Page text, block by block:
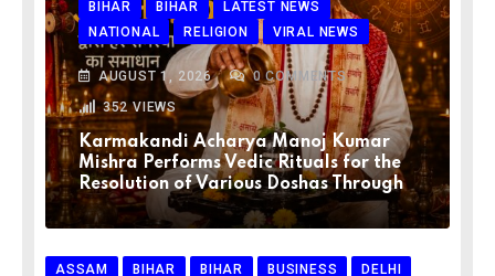
BIHAR BIHAR
LATEST NEWS
NATIONAL
RELIGION VIRAL NEWS
AUGUST 1, 2026 0COMMENTS
352VIEWS
Karmakandi Acharya Manoj Kumar
Mishra Performs Vedic Rituals for the
Resolution of Various Doshas Through
ASSAM BIHAR BIHAR BUSINESS
DELHI